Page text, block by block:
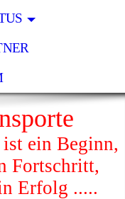
ein Beginn,
Fortschritt,
Erfolg .....